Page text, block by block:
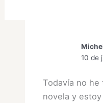
10 de
Todavía no he
novela y